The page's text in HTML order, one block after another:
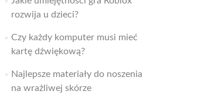
rozwija u dzieci?
Czy każdy komputer musi mieć
kartę dźwiękową?
Najlepsze materiały do noszenia
na wrażliwej skórze